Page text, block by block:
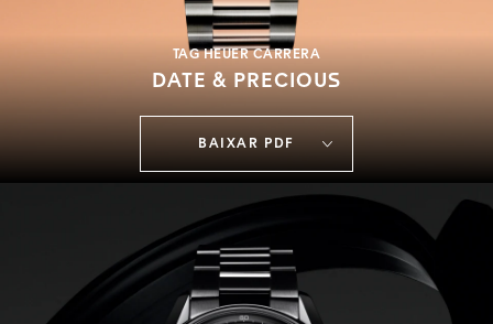
TAG HEUER CARRERA
DATE & PRECIOUS
BAIXAR PDF